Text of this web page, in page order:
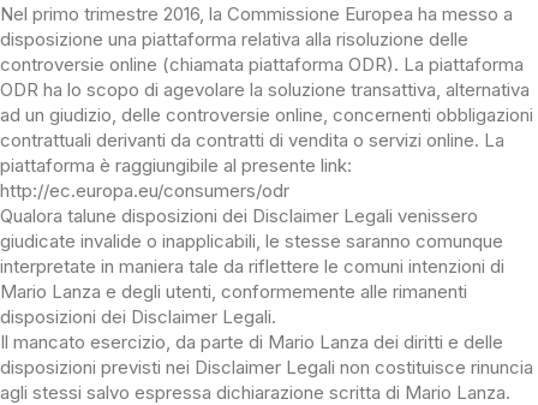
Nel primo trimestre 2016, la Commissione Europea ha messo a
disposizione una piattaforma relativa alla risoluzione delle
controversie online (chiamata piattaforma ODR). La piattaforma
ODR ha lo scopo di agevolare la soluzione transattiva, alternativa
ad un giudizio, delle controversie online, concernenti obbligazioni
contrattuali derivanti da contratti di vendita o servizi online. La
piattaforma è raggiungibile al presente link:
http://ec.europa.eu/consumers/odr
Qualora talune disposizioni dei Disclaimer Legali venissero
giudicate invalide o inapplicabili, le stesse saranno comunque
interpretate in maniera tale da riflettere le comuni intenzioni di
Mario Lanza e degli utenti, conformemente alle rimanenti
disposizioni dei Disclaimer Legali.
Il mancato esercizio, da parte di Mario Lanza dei diritti e delle
disposizioni previsti nei Disclaimer Legali non costituisce rinuncia
agli stessi salvo espressa dichiarazione scritta di Mario Lanza.